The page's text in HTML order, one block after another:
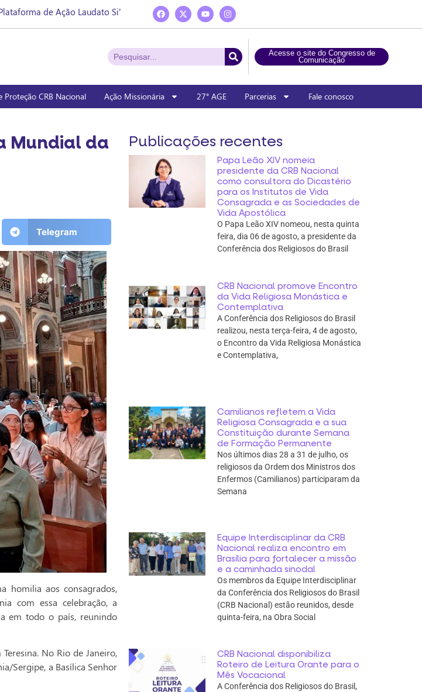
de Ação Laudato Si’
Acesse o site do Congresso de
Comunicação
Proteção CRB Nacional Ação Missionária 27° AGE Parcerias Fale conosco
Mundial da
Telegram
homilia aos consagrados,
com essa celebração, a
em todo o país, reunindo
No Rio de Janeiro,
Sergipe, a Basílica Senhor
Publicações recentes
Papa Leão XIV nomeia
presidente da CRB Nacional
como consultora do Dicastério
para os Institutos de Vida
Consagrada e as Sociedades de
Vida Apostólica
O Papa Leão XIV nomeou, nesta quinta
feira, dia 06 de agosto, a presidente da
Conferência dos Religiosos do Brasil
CRB Nacional promove Encontro
da Vida Religiosa Monástica e
Contemplativa
A Conferência dos Religiosos do Brasil
realizou, nesta terça-feira, 4 de agosto,
o Encontro da Vida Religiosa Monástica
e Contemplativa,
Camilianos refletem a Vida
Religiosa Consagrada e a sua
Constituição durante Semana
de Formação Permanente
Nos últimos dias 28 a 31 de julho, os
religiosos da Ordem dos Ministros dos
Enfermos (Camilianos) participaram da
Semana
Equipe Interdisciplinar da CRB
Nacional realiza encontro em
Brasília para fortalecer a missão
e a caminhada sinodal
Os membros da Equipe Interdisciplinar
da Conferência dos Religiosos do Brasil
(CRB Nacional) estão reunidos, desde
quinta-feira, na Obra Social
CRB Nacional disponibiliza
Roteiro de Leitura Orante para o
Mês Vocacional
A Conferência dos Religiosos do Brasil,